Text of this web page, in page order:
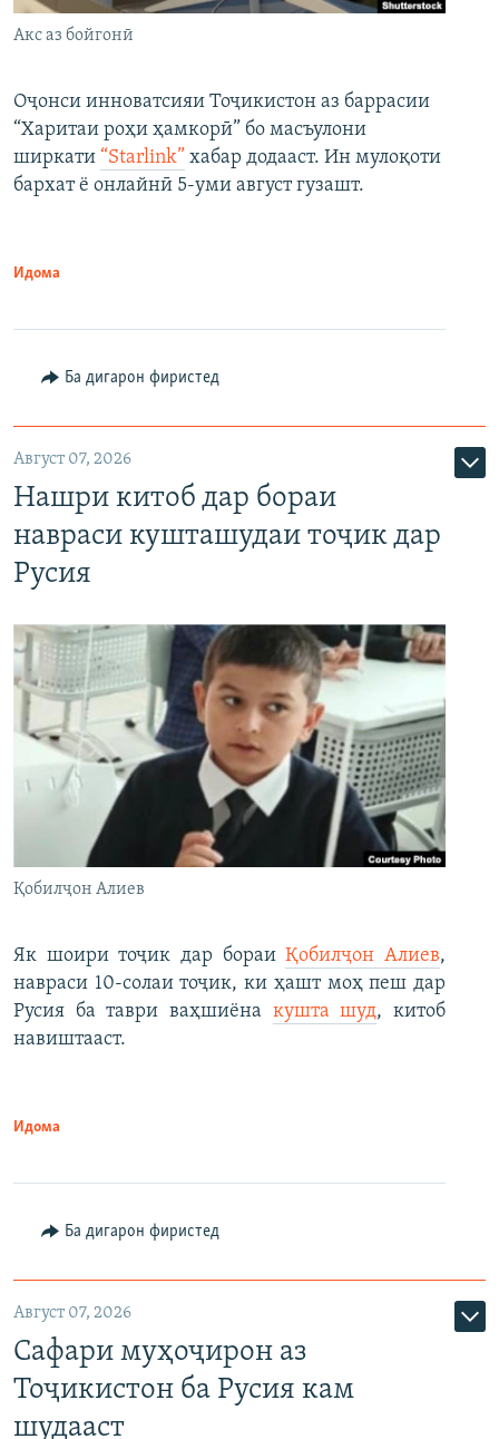
Акс аз бойгонӣ
Оҷонси инноватсияи Тоҷикистон аз баррасии
“Харитаи роҳи ҳамкорӣ” бо масъулони
ширкати “Starlink” хабар додааст. Ин мулоқоти
бархат ё онлайнӣ 5-уми август гузашт.
Идома
Ба дигарон фиристед
Август 07, 2026
Нашри китоб дар бораи
навраси кушташудаи тоҷик дар
Русия
Қобилҷон Алиев
Як шоири тоҷик дар бораиҚобилҷон Алиев,
навраси 10-солаи тоҷик, ки ҳашт моҳ пеш дар
Русия ба таври ваҳшиёна кушта шуд, китоб
навиштааст.
Идома
Ба дигарон фиристед
Август 07, 2026
Сафари муҳоҷирон аз
Тоҷикистон ба Русия кам
шудааст